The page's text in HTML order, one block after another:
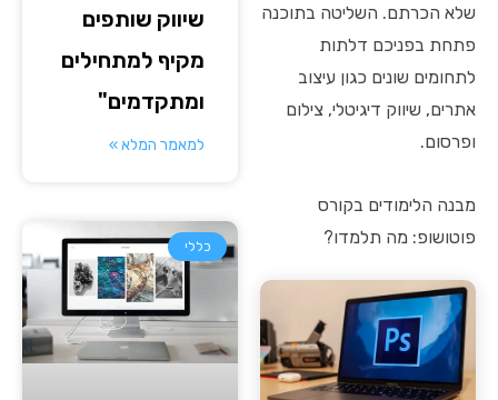
שלא הכרתם. השליטה בתוכנה
פתחת בפניכם דלתות
לתחומים שונים כגון עיצוב
אתרים, שיווק דיגיטלי, צילום
ופרסום.
מבנה הלימודים בקורס
פוטושופ: מה תלמדו?
שיווק שותפים
מקיף למתחילים
ומתקדמים"
למאמר המלא »
כללי